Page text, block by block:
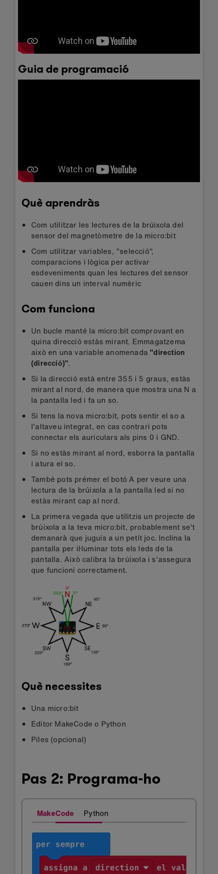
Guia de programació
Què aprendràs
Com utilitzar les lectures de la brúixola del
sensor del magnetòmetre de la micro:bit
Com utilitzar variables, "selecció",
comparacions i lògica per activar
esdeveniments quan les lectures del sensor
cauen dins un interval numèric
Com funciona
Un bucle manté la micro:bit comprovant en
quina direcció estàs mirant. Emmagatzema
això en una variable anomenada "direction
(direcció)".
Si la direcció està entre 355 i 5 graus, estàs
mirant al nord, de manera que mostra una N a
la pantalla led i fa un so.
Si tens la nova micro:bit, pots sentir el so a
l'altaveu integrat, en cas contrari pots
connectar els auriculars als pins 0 i GND.
Si no estàs mirant al nord, esborra la pantalla
i atura el so.
També pots prémer el botó A per veure una
lectura de la brúixola a la pantalla led si no
estàs mirant cap al nord.
La primera vegada que utilitzis un projecte de
brúixola a la teva micro:bit, probablement se't
demanarà que juguis a un petit joc. Inclina la
pantalla per il·luminar tots els leds de la
pantalla. Això calibra la brúixola i s'assegura
que funcioni correctament.
Què necessites
Una micro:bit
Editor MakeCode o Python
Piles (opcional)
Pas 2: Programa-ho
MakeCode Python